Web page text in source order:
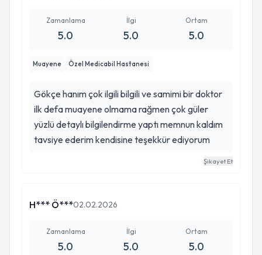
Zamanlama
5.0
İlgi
5.0
Ortam
5.0
Muayene Özel Medicabil Hastanesi
Gökçe hanım çok ilgili bilgili ve samimi bir doktor
ilk defa muayene olmama rağmen çok güler
yüzlü detaylı bilgilendirme yaptı memnun kaldım
tavsiye ederim kendisine teşekkür ediyorum
Şikayet Et
H*** Ö***02.02.2026
Zamanlama
5.0
İlgi
5.0
Ortam
5.0